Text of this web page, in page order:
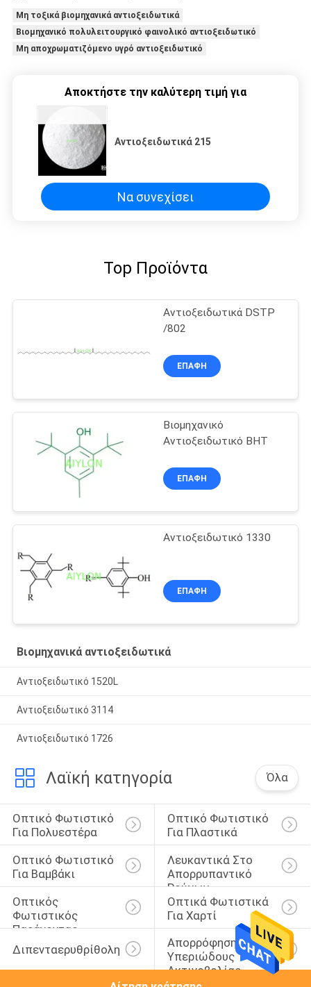
Μη τοξικά βιομηχανικά αντιοξειδωτικά
Βιομηχανικό πολυλειτουργικό φαινολικό αντιοξειδωτικό
Μη αποχρωματιζόμενο υγρό αντιοξειδωτικό
Αποκτήστε την καλύτερη τιμή για
Αντιοξειδωτικά 215
Να συνεχίσει
Top Προϊόντα
Αντιοξειδωτικά DSTP
/802
ΕΠΑΦΉ
Βιομηχανικό
Αντιοξειδωτικό BHT
ΕΠΑΦΉ
Αντιοξειδωτικό 1330
ΕΠΑΦΉ
Βιομηχανικά αντιοξειδωτικά
Αντιοξειδωτικό 1520L
Αντιοξειδωτικό 3114
Αντιοξειδωτικό 1726
Λαϊκή κατηγορία Όλα
Οπτικό Φωτιστικό
Για Πολυεστέρα
Οπτικό Φωτιστικό
Για Πλαστικά
Οπτικό Φωτιστικό
Για Βαμβάκι
Λευκαντικά Στο
Απορρυπαντικό
Ρούχων
Οπτικός
Φωτιστικός
Παράγοντας
Οπτικά Φωτιστικά
Για Χαρτί
Διπενταερυθρίθολη
Απορρόφηση
Υπεριώδους
Ακτινοβολίας